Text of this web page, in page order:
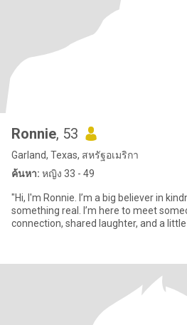
Ronnie, 53
Garland, Texas, สหรัฐอเมริกา
ค้นหา: หญิง 33 - 49
"Hi, I'm Ronnie. I’m a big believer in
something real. I’m here to meet
connection, shared laughter, and a